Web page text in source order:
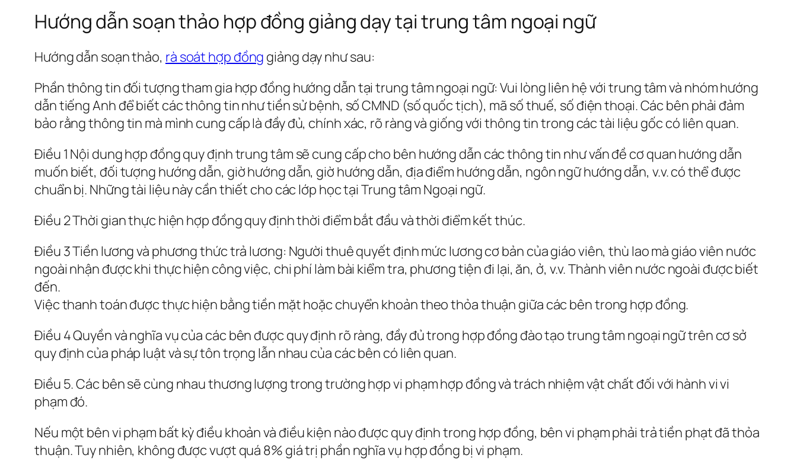
Hướng dẫn soạn thảo hợp đồng giảng dạy tại trung tâm ngoại ngữ
Hướng dẫn soạn thảo, rà soát hợp đồng giảng dạy như sau:
Phần thông tin đối tượng tham gia hợp đồng hướng dẫn tại trung tâm ngoại ngữ: Vui lòng liên hệ với trung tâm và nhóm hướng
dẫn tiếng Anh để biết các thông tin như tiền sử bệnh, số CMND (số quốc tịch), mã số thuế, số điện thoại. Các bên phải đảm
bảo rằng thông tin mà mình cung cấp là đầy đủ, chính xác, rõ ràng và giống với thông tin trong các tài liệu gốc có liên quan.
Điều 1 Nội dung hợp đồng quy định trung tâm sẽ cung cấp cho bên hướng dẫn các thông tin như vấn đề cơ quan hướng dẫn
muốn biết, đối tượng hướng dẫn, giờ hướng dẫn, giờ hướng dẫn, địa điểm hướng dẫn, ngôn ngữ hướng dẫn, v.v. có thể được
chuẩn bị. Những tài liệu này cần thiết cho các lớp học tại Trung tâm Ngoại ngữ.
Điều 2 Thời gian thực hiện hợp đồng quy định thời điểm bắt đầu và thời điểm kết thúc.
Điều 3 Tiền lương và phương thức trả lương: Người thuê quyết định mức lương cơ bản của giáo viên, thù lao mà giáo viên nước
ngoài nhận được khi thực hiện công việc, chi phí làm bài kiểm tra, phương tiện đi lại, ăn, ở, v.v. Thành viên nước ngoài được biết
đến.
Việc thanh toán được thực hiện bằng tiền mặt hoặc chuyển khoản theo thỏa thuận giữa các bên trong hợp đồng.
Điều 4 Quyền và nghĩa vụ của các bên được quy định rõ ràng, đầy đủ trong hợp đồng đào tạo trung tâm ngoại ngữ trên cơ sở
quy định của pháp luật và sự tôn trọng lẫn nhau của các bên có liên quan.
Điều 5. Các bên sẽ cùng nhau thương lượng trong trường hợp vi phạm hợp đồng và trách nhiệm vật chất đối với hành vi vi
phạm đó.
Nếu một bên vi phạm bất kỳ điều khoản và điều kiện nào được quy định trong hợp đồng, bên vi phạm phải trả tiền phạt đã thỏa
thuận. Tuy nhiên, không được vượt quá 8% giá trị phần nghĩa vụ hợp đồng bị vi phạm.